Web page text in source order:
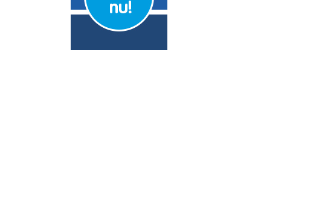
je schamen’
grachtenpand
maand: Natasja Froger